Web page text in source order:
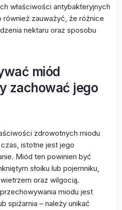
właściwości antybakteryjnych
również zauważyć, że różnice
nektaru oraz sposobu
miód
zachować jego
zdrowotnych miodu
istotne jest jego
Miód ten powinien być
słoiku lub pojemniku,
oraz wilgocią.
miodu jest
spiżarnia – należy unikać